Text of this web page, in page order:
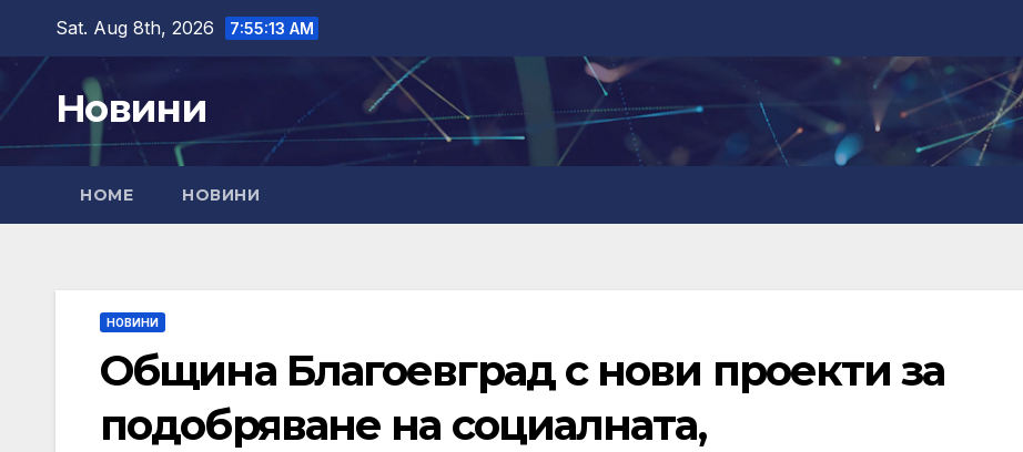
content
Sat. Aug 8th, 2026 7:55:14 AM
Новини
HOME НОВИНИ
НОВИНИ
Община Благоевград с нови проекти за
подобряване на социалната,